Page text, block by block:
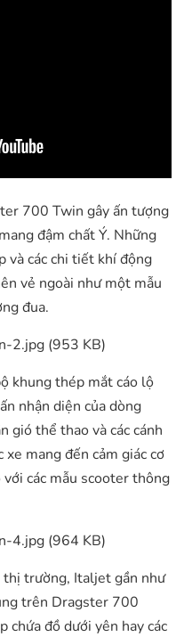
700 Twin gây ấn tượng
đậm chất Ý. Những
và các chi tiết khí động
vẻ ngoài như một mẫu
đua.
khung thép mắt cáo lộ
nhận diện của dòng
gió thể thao và các cánh
mang đến cảm giác cơ
các mẫu scooter thông
thị trường, Italjet gần như
trên Dragster 700
chứa đồ dưới yên hay các